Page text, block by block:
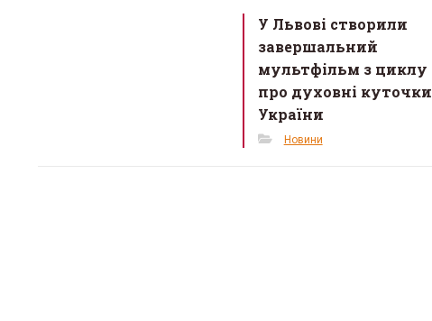
У Львові створили
завершальний
мультфільм з циклу
про духовні куточки
України
Новини